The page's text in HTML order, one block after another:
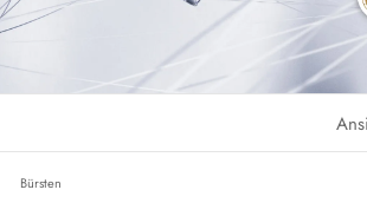
Bürsten